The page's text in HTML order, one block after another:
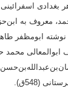
اسفرائینی
معروف به ابن‌حزم
ابومظفر
ابوالمعالی
(548ق).